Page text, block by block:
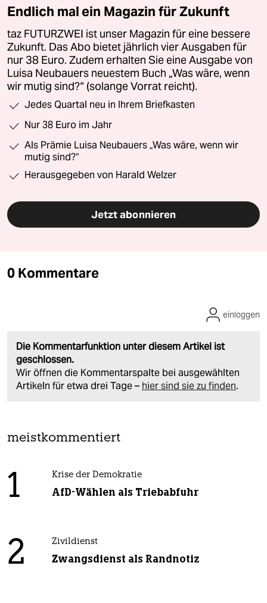
Endlich mal ein Magazin für Zukunft
taz FUTURZWEI ist unser Magazin für eine bessere
Zukunft. Das Abo bietet jährlich vier Ausgaben für
nur 38 Euro. Zudem erhalten Sie eine Ausgabe von
Luisa Neubauers neuestem Buch „Was wäre, wenn
wir mutig sind?“ (solange Vorrat reicht).
Jedes Quartal neu in Ihrem Briefkasten
Nur 38 Euro im Jahr
Als Prämie Luisa Neubauers „Was wäre, wenn wir
mutig sind?“
Herausgegeben von Harald Welzer
Jetzt abonnieren
0 Kommentare
Die Kommentarfunktion unter diesem Artikel ist
geschlossen.
Wir öffnen die Kommentarspalte bei ausgewählten
Artikeln für etwa drei Tage – hier sind sie zu finden.
einloggen
meistkommentiert
1 Krise der Demokratie
AfD-Wählen als Triebabfuhr
2 Zivildienst
Zwangsdienst als Randnotiz